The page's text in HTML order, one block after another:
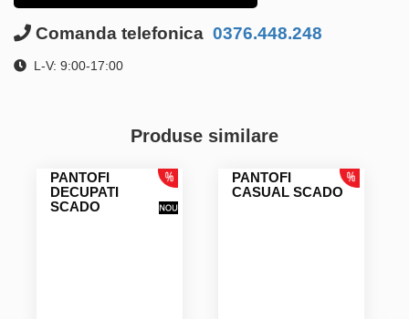
Comanda telefonica 0376.448.248
L-V: 9:00-17:00
Produse similare
PANTOFI
DECUPATI
SCADO
PANTOFI
CASUAL SCADO